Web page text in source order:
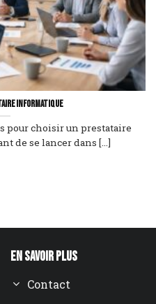
informatique
pour choisir un prestataire
de se lancer dans [...]
En savoir plus
Contact